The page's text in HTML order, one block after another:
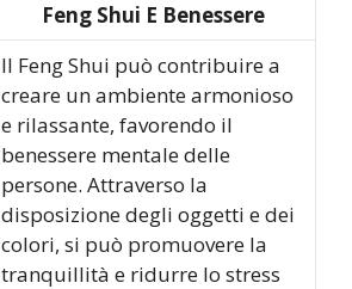
Feng Shui E Benessere
Il Feng Shui può contribuire a
creare un ambiente armonioso
e rilassante, favorendo il
benessere mentale delle
persone. Attraverso la
disposizione degli oggetti e dei
colori, si può promuovere la
tranquillità e ridurre lo stress